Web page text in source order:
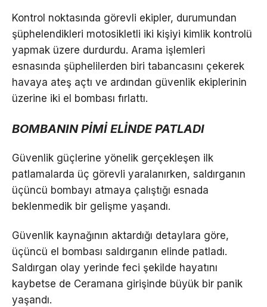
Kontrol noktasında görevli ekipler, durumundan
şüphelendikleri motosikletli iki kişiyi kimlik kontrolü
yapmak üzere durdurdu. Arama işlemleri
esnasında şüphelilerden biri tabancasını çekerek
havaya ateş açtı ve ardından güvenlik ekiplerinin
üzerine iki el bombası fırlattı.
BOMBANIN PİMİ ELİNDE PATLADI
Güvenlik güçlerine yönelik gerçekleşen ilk
patlamalarda üç görevli yaralanırken, saldırganın
üçüncü bombayı atmaya çalıştığı esnada
beklenmedik bir gelişme yaşandı.
Güvenlik kaynağının aktardığı detaylara göre,
üçüncü el bombası saldırganın elinde patladı.
Saldırgan olay yerinde feci şekilde hayatını
kaybetse de Ceramana girişinde büyük bir panik
yaşandı.